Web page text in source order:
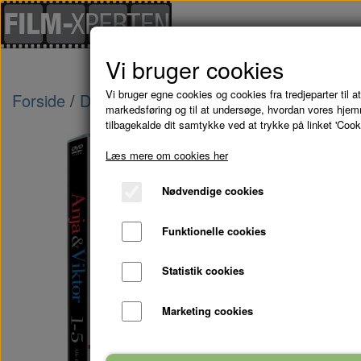
Forside Danske Film ANJA & VIKTOR '5
Vi bruger cookies
Vi bruger egne cookies og cookies fra tredjeparter til
markedsføring og til at undersøge, hvordan vores
tilbagekalde dit samtykke ved at trykke på linket
Læs mere om cookies her
Nødvendige cookies
Funktionelle cookies
Statistik cookies
Marketing cookies